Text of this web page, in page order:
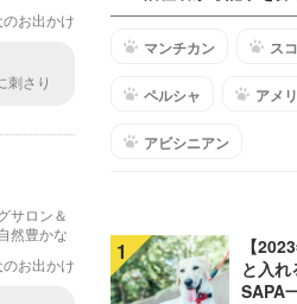
のお出かけ
刺さり
サロン＆
然豊かな
のお出かけ
マンチカン ス
ペルシャ アメ
アビシニアン
1
【
と入
SAPA